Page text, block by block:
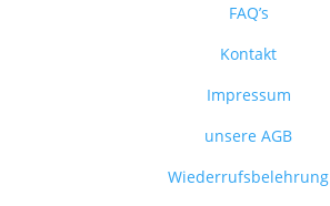
FAQ’s
Kontakt
Impressum
unsere AGB
Wiederrufsbelehrung